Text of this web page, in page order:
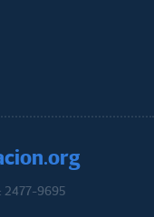
2477-9695